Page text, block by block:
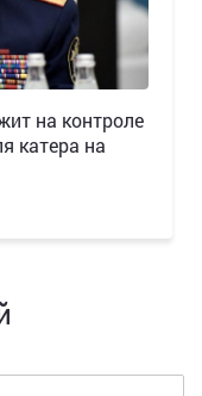
на контроле
катера на